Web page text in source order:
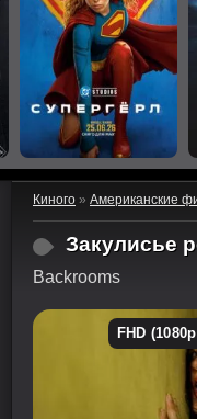
Киного » Американские
Закулисье
Backrooms
FHD